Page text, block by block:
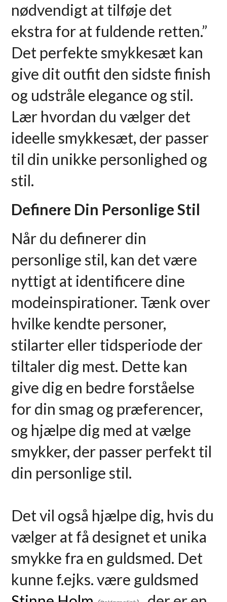
nødvendigt at tilføje det
ekstra for at fuldende retten.”
Det perfekte smykkesæt kan
give dit outfit den sidste finish
og udstråle elegance og stil.
Lær hvordan du vælger det
ideelle smykkesæt, der passer
til din unikke personlighed og
stil.
Definere Din Personlige Stil
Når du definerer din
personlige stil, kan det være
nyttigt at identificere dine
modeinspirationer. Tænk over
hvilke kendte personer,
stilarter eller tidsperiode der
tiltaler dig mest. Dette kan
give dig en bedre forståelse
for din smag og præferencer,
og hjælpe dig med at vælge
smykker, der passer perfekt til
din personlige stil.
Det vil også hjælpe dig, hvis du
vælger at få designet et unika
smykke fra en guldsmed. Det
kunne f.ejks. være guldsmed